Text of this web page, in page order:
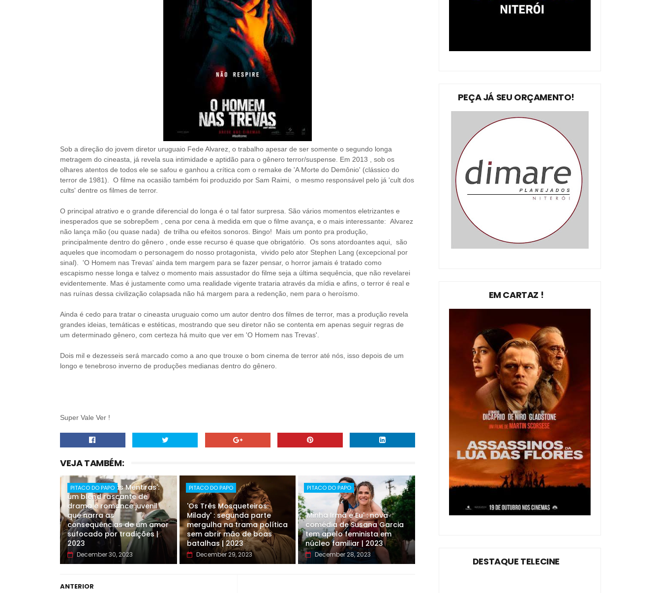
Sob a direção do jovem diretor uruguaio Fede Alvarez, o trabalho apesar de ser somente o segundo longa
metragem do cineasta, já revela sua intimidade e aptidão para o gênero terror/suspense. Em 2013 , sob os
olhares atentos de todos ele se safou e ganhou a crítica com o remake de 'A Morte do Demônio' (clássico do
terror de 1981). O filme na ocasião também foi produzido por Sam Raimi, o mesmo responsável pelo já 'cult dos
cults' dentre os filmes de terror.
O principal atrativo e o grande diferencial do longa é o tal fator surpresa. São vários momentos eletrizantes e
inesperados que se sobrepõem , cena por cena à medida em que o filme avança, e o mais interessante: Alvarez
não lança mão (ou quase nada) de trilha ou efeitos sonoros. Bingo! Mais um ponto pra produção,
principalmente dentro do gênero , onde esse recurso é quase que obrigatório. Os sons atordoantes aqui, são
aqueles que incomodam o personagem do nosso protagonista, vivido pelo ator Stephen Lang (excepcional por
sinal). 'O Homem nas Trevas' ainda tem margem para se fazer pensar, o horror jamais é tratado como
escapismo nesse longa e talvez o momento mais assustador do filme seja a última sequência, que não revelarei
evidentemente. Mas é justamente como uma realidade vigente trataria através da mídia e afins, o terror é real e
nas ruínas dessa civilização colapsada não há margem para a redenção, nem para o heroísmo.
Ainda é cedo para tratar o cineasta uruguaio como um autor dentro dos filmes de terror, mas a produção revela
grandes ideias, temáticas e estéticas, mostrando que seu diretor não se contenta em apenas seguir regras de
um determinado gênero, com certeza há muito que ver em 'O Homem nas Trevas'.
Dois mil e dezesseis será marcado como a ano que trouxe o bom cinema de terror até nós, isso depois de um
longo e tenebroso inverno de produções medianas dentro do gênero.
Super Vale Ver !
VEJA TAMBÉM:
PITACO DO PAPO
'Pare Com Suas Mentiras':
um blend rascante de
drama e romance juvenil
que narra as
consequências de um amor
sufocado por tradições |
2023
December 30, 2023
PITACO DO PAPO
'Os Três Mosqueteiros:
Milady' : segunda parte
mergulha na trama política
sem abrir mão de boas
batalhas | 2023
December 29, 2023
PITACO DO PAPO
'Minha Irmã e Eu' : nova
comédia de Susana Garcia
tem apelo feminista em
núcleo familiar | 2023
December 28, 2023
ANTERIOR
PEÇA JÁ SEU ORÇAMENTO!
EM CARTAZ !
DESTAQUE TELECINE